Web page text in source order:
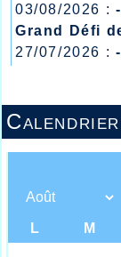
03/08/2026 :
Grand Défi
27/07/2026 :
13/07/2026 :
Régionaux /
Calendrier